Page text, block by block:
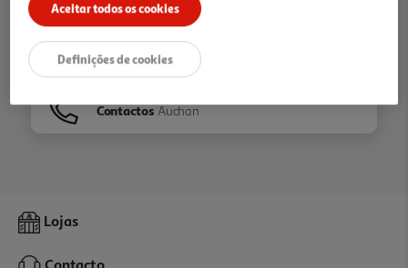
Folhetos
Contactos Auchan
Lojas
Aceitar todos os cookies
Definições de cookies